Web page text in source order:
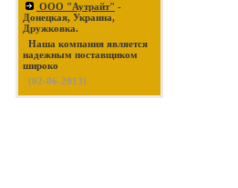
ООО "Аутрайт" -
Донецкая, Украина,
Дружковка.
Наша компания является
надежным поставщиком
широко
(02-06-2013)